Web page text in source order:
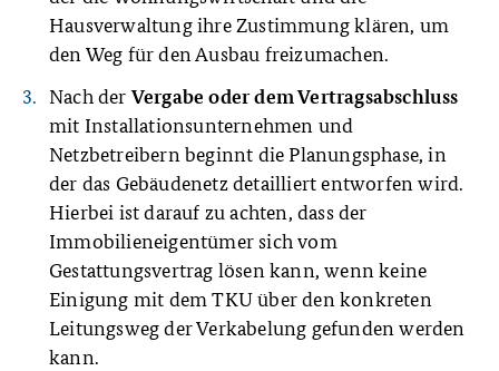
Hausverwaltung ihre Zustimmung klären, um
den Weg für den Ausbau freizumachen.
Nach derVergabe oder dem Vertragsabschluss
mit Installationsunternehmen und
Netzbetreibern beginnt die Planungsphase, in
der das Gebäudenetz detailliert entworfen wird.
Hierbei ist darauf zu achten, dass der
Immobilieneigentümer sich vom
Gestattungsvertrag lösen kann, wenn keine
Einigung mit dem TKU über den konkreten
Leitungsweg der Verkabelung gefunden werden
kann.